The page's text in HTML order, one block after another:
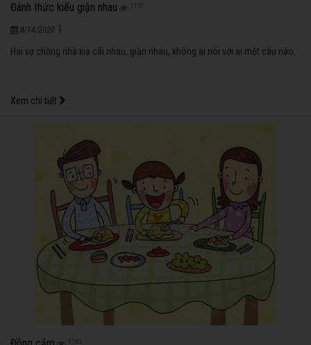
Đánh thức kiểu giận nhau 1161
8/14/2020
Hai vợ chồng nhà kia cãi nhau, giận nhau, không ai nói với ai một câu nào.
Xem chi tiết
1180